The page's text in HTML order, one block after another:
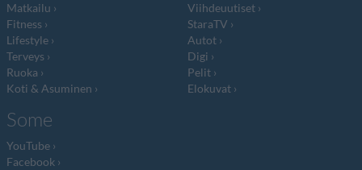
Matkailu
Fitness
Lifestyle
Terveys
Ruoka
Koti & Asuminen
Viihdeuutiset
StaraTV
Autot
Digi
Pelit
Elokuvat
Some
YouTube
Facebook